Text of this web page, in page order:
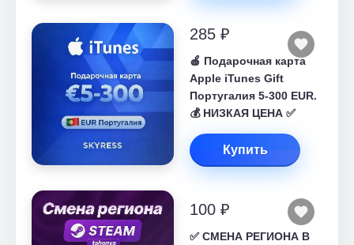
285 ₽
🍎 Подарочная карта
Apple iTunes Gift
Португалия 5-300 EUR.
💰 НИЗКАЯ ЦЕНА ✅
Купить
100 ₽
✅ СМЕНА РЕГИОНА В